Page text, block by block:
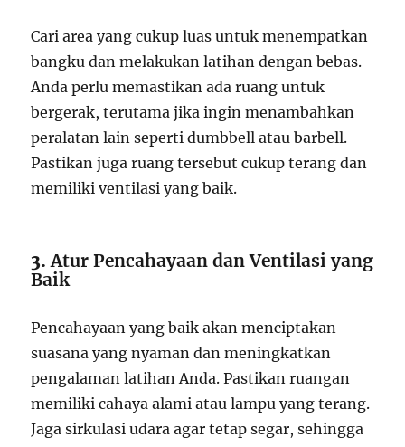
Cari area yang cukup luas untuk menempatkan
bangku dan melakukan latihan dengan bebas.
Anda perlu memastikan ada ruang untuk
bergerak, terutama jika ingin menambahkan
peralatan lain seperti dumbbell atau barbell.
Pastikan juga ruang tersebut cukup terang dan
memiliki ventilasi yang baik.
3.Atur Pencahayaan dan Ventilasi yang
Baik
Pencahayaan yang baik akan menciptakan
suasana yang nyaman dan meningkatkan
pengalaman latihan Anda. Pastikan ruangan
memiliki cahaya alami atau lampu yang terang.
Jaga sirkulasi udara agar tetap segar, sehingga